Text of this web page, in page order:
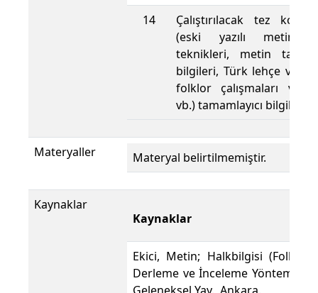
14
Çalıştırılacak tez
(eski yazılı
teknikleri, metin
bilgileri, Türk lehçe ve
folklor çalışmaları ve
vb.) tamamlayıcı bilgiler
Materyaller Materyal belirtilmemiştir.
Kaynaklar
Kaynaklar
Ekici, Metin; Halkbilgisi (Folklor)
Derleme ve İnceleme Yöntemleri,